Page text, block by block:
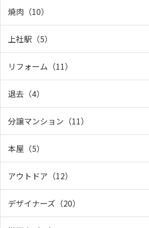
焼肉（10）
上社駅（5）
リフォーム（11）
退去（4）
分譲マンション（11）
本屋（5）
アウトドア（12）
デザイナーズ（20）